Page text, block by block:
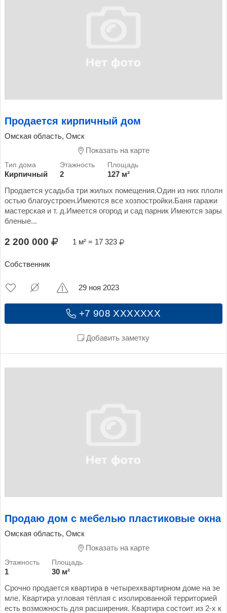
Продается кирпичный дом
Омская область, Омск
Показать на карте
Кирпичный 2
127 м²
Продается усадьба три жилых помещения.Один из них плолн
остью благоустроен.Имеются все хозпостройки.Баня гаражи
мастерская и т. д.Имеется огород и сад парник Имеются зары
бленые...
2 200 000 1 м² = 17 323
Собственник
+7 908 XXXXXXX
Добавить заметку
29 ноя 2023
Продаю дом с мебелью пластиковые окна
Омская область, Омск
Показать на карте
1
30 м²
Срочно продается квартира в четырехквартирном доме на зе
мле. Квартира угловая тёплая с изолированной территорией
есть возможность для расширения. Квартира состоит из 2-х к